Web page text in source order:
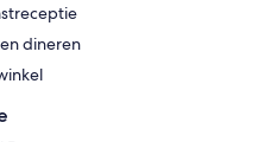
dineren